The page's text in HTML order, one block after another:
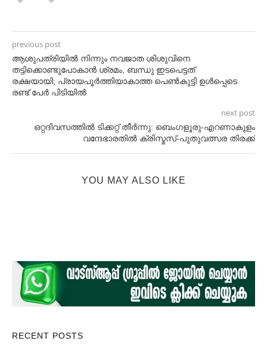
previous post
ആശുപത്രിയില്‍ നിന്നും നവജാത ശിശുവിനെ
തട്ടിക്കൊണ്ടുപോകാൻ ശ്രമം, ബന്ധു ഇടപെട്ടത്
രക്ഷയായി; പ്രായപൂര്‍ത്തിയാകാത്ത പെണ്‍കുട്ടി ഉള്‍പ്പെടെ
രണ്ട് പേര്‍ പിടിയില്‍
next post
ഒറ്റദിവസത്തിൽ ടിക്കറ്റ് തീർന്നു: ബെംഗളൂരു-എറണാകുളം
വന്ദേഭാരതിൽ ക്രിസ്മസ്-പുതുവത്സര തിരക്ക്
YOU MAY ALSO LIKE
RECENT POSTS